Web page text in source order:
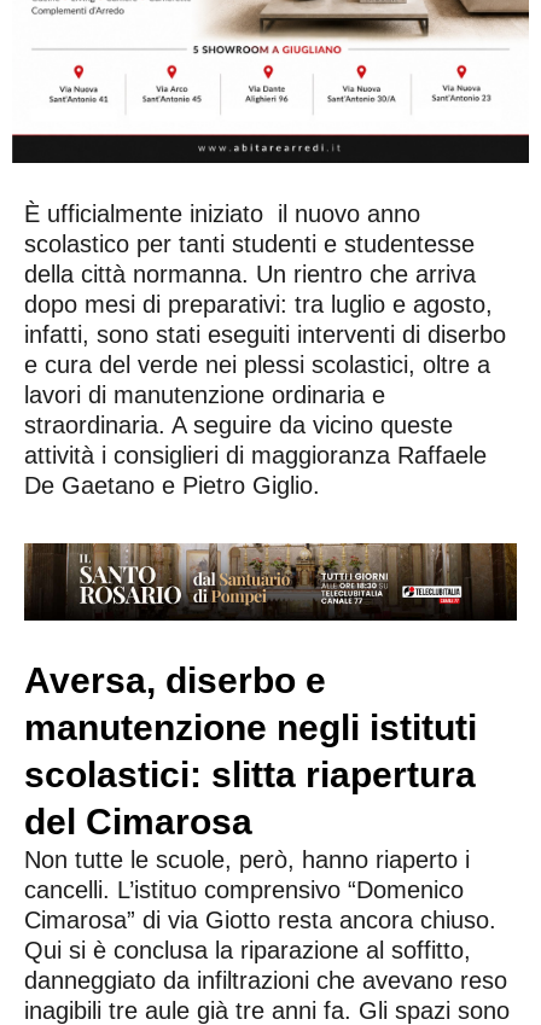
È ufficialmente iniziato il nuovo anno
scolastico per tanti studenti e studentesse
della città normanna. Un rientro che arriva
dopo mesi di preparativi: tra luglio e agosto,
infatti, sono stati eseguiti interventi di diserbo
e cura del verde nei plessi scolastici, oltre a
lavori di manutenzione ordinaria e
straordinaria. A seguire da vicino queste
attività i consiglieri di maggioranza Raffaele
De Gaetano e Pietro Giglio.
Aversa, diserbo e
manutenzione negli istituti
scolastici: slitta riapertura
del Cimarosa
Non tutte le scuole, però, hanno riaperto i
cancelli. L’istituo comprensivo “Domenico
Cimarosa” di via Giotto resta ancora chiuso.
Qui si è conclusa la riparazione al soffitto,
danneggiato da infiltrazioni che avevano reso
inagibili tre aule già tre anni fa. Gli spazi sono